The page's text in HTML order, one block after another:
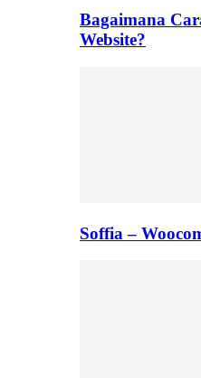
Bagaimana
Website?
Soffia –